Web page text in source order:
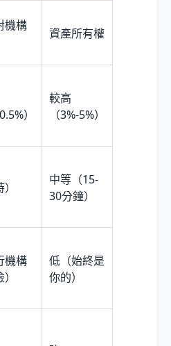
機構
資產所有權
）
較高
（3%-5%）
中等（15-
30分鐘）
機構
低（始終是
你的）